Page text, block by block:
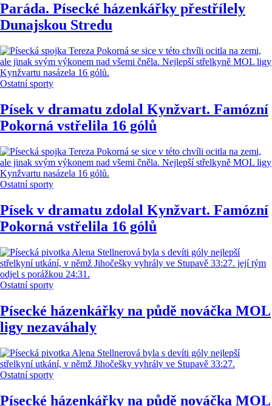
Paráda. Písecké házenkářky přestřílely
Dunajskou Stredu
Ostatní sporty
Písek v dramatu zdolal Kynžvart. Famózní
Pokorná vstřelila 16 gólů
Ostatní sporty
Písek v dramatu zdolal Kynžvart. Famózní
Pokorná vstřelila 16 gólů
Ostatní sporty
Písecké házenkářky na půdě nováčka MOL
ligy nezaváhaly
Ostatní sporty
Písecké házenkářky na půdě nováčka MOL